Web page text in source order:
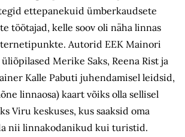
ettepanekuid ümberkaudsete
töötajad, kelle soov oli näha linnas
Autorid EEK Mainori
Merike Saks, Reena Rist ja
Kalle Pabuti juhendamisel leidsid,
linnaosa) kaart võiks olla sellisel
Viru keskuses, kus saaksid oma
nii linnakodanikud kui turistid.